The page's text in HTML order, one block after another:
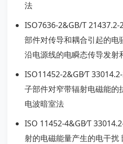
法
ISO7636-2&GB/T
部件对传导和耦合引起的电
沿电源线的电瞬态传导发射
ISO11452-2&GB∕T
子部件对窄带辐射电磁能的
电波暗室法
ISO 11452-4&GB∕T
射的电磁能量产生的电干扰